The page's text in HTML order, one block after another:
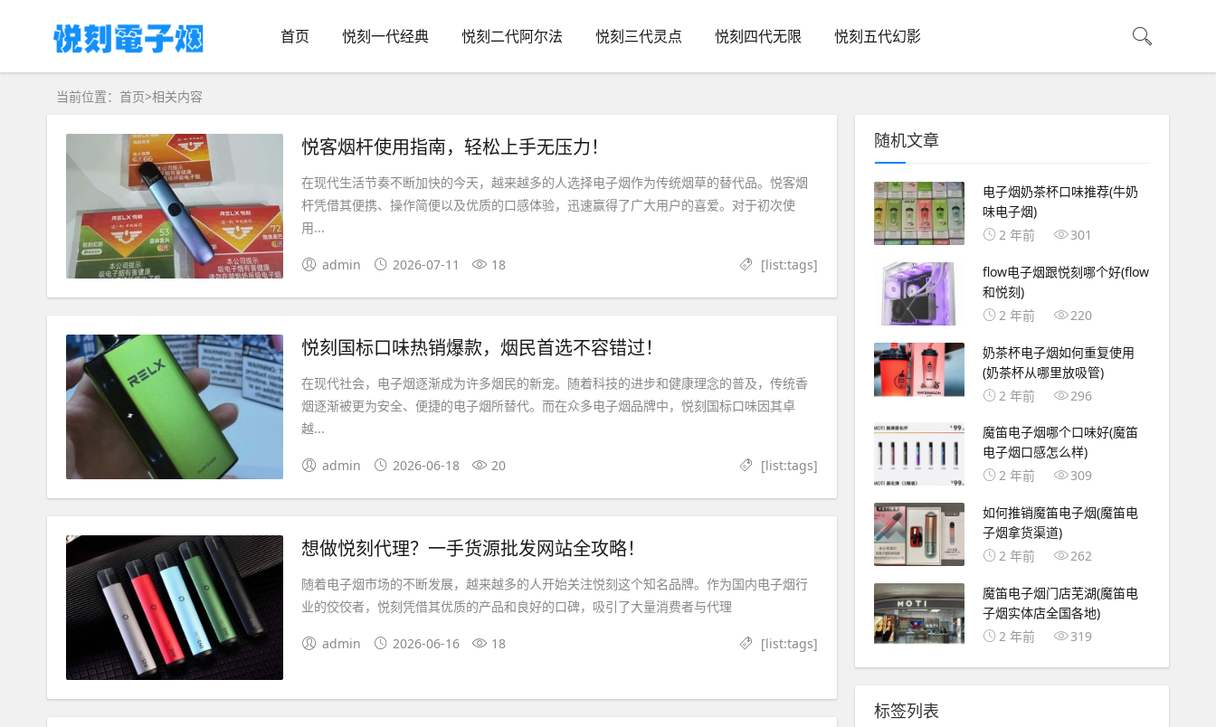
首页 悦刻一代经典 悦刻二代阿尔法 悦刻三代灵点 悦刻四代无限 悦刻五代幻影
当前位置： 首页>相关内容
悦客烟杆使用指南，轻松上手无压力！
在现代生活节奏不断加快的今天，越来越多的人选择电子烟作为传统烟草的替代品。悦客烟
杆凭借其便携、操作简便以及优质的口感体验，迅速赢得了广大用户的喜爱。对于初次使
用...
admin 2026-07-11 18 [list:tags]
悦刻国标口味热销爆款，烟民首选不容错过！
在现代社会，电子烟逐渐成为许多烟民的新宠。随着科技的进步和健康理念的普及，传统香
烟逐渐被更为安全、便捷的电子烟所替代。而在众多电子烟品牌中，悦刻国标口味因其卓
越...
admin 2026-06-18 20 [list:tags]
想做悦刻代理？一手货源批发网站全攻略！
随着电子烟市场的不断发展，越来越多的人开始关注悦刻这个知名品牌。作为国内电子烟行
业的佼佼者，悦刻凭借其优质的产品和良好的口碑，吸引了大量消费者与代理
admin 2026-06-16 18 [list:tags]
随机文章
电子烟奶茶杯口味推荐(牛奶
味电子烟)
2 年前
301
flow电子烟跟悦刻哪个好(flow
和悦刻)
2 年前
220
奶茶杯电子烟如何重复使用
(奶茶杯从哪里放吸管)
2 年前
296
魔笛电子烟哪个口味好(魔笛
电子烟口感怎么样)
2 年前
309
如何推销魔笛电子烟(魔笛电
子烟拿货渠道)
2 年前
262
魔笛电子烟门店芜湖(魔笛电
子烟实体店全国各地)
2 年前
319
标签列表